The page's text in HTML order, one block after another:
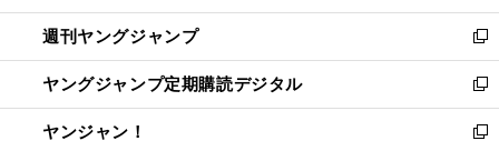
開
く
ウ
で
開
く
ン
ド
ウ
で
開
く
ウ
ィ
ン
ド
ウ
で
週刊ヤングジャンプ
新
し
い
ウ
ィ
ヤングジャンプ定期購読デジタル
新
し
い
ヤンジャン！
新